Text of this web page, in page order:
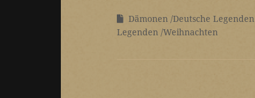
Dämonen Deutsche Legenden
Legenden Weihnachten